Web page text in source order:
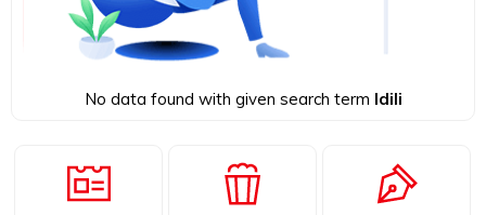
No data found with given search term Idili